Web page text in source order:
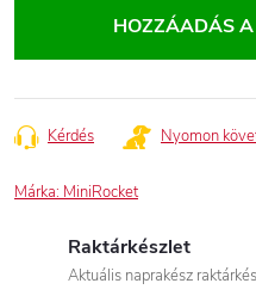
HOZZÁADÁS
Kérdés Nyomon
Márka: MiniRocket
Raktárkészlet
Aktuális naprakész